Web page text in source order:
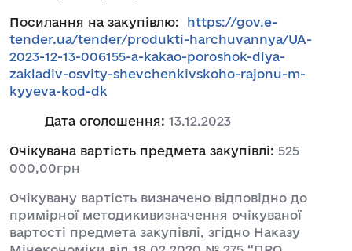
Посилання на закупівлю:
https://gov.e-
tender.ua/tender/produkti-harchuvannya/UA-
2023-12-13-006155-a-kakao-poroshok-dlya-
zakladiv-osvity-shevchenkivskoho-rajonu-m-
kyyeva-kod-dk
Дата оголошення: 13.12.2023
Очікувана вартість предмета закупівлі: 525
000,00грн
Очікувану вартість визначено відповідно до
примірної методикивизначення очікуваної
вартості предмета закупівлі, згідно Наказу